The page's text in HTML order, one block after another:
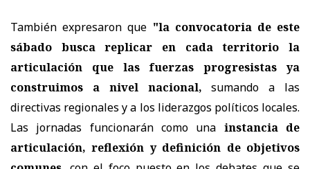
También expresaron que "la convocatoria de este
sábado busca replicar en cada territorio la
articulación que las fuerzas progresistas ya
construimos a nivel nacional, sumando a las
directivas regionales y a los liderazgos políticos locales.
Las jornadas funcionarán como una instancia de
articulación, reflexión y definición de objetivos